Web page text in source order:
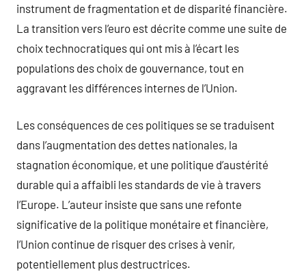
instrument de fragmentation et de disparité financière.
La transition vers l’euro est décrite comme une suite de
choix technocratiques qui ont mis à l’écart les
populations des choix de gouvernance, tout en
aggravant les différences internes de l’Union.
Les conséquences de ces politiques se se traduisent
dans l’augmentation des dettes nationales, la
stagnation économique, et une politique d’austérité
durable qui a affaibli les standards de vie à travers
l’Europe. L’auteur insiste que sans une refonte
significative de la politique monétaire et financière,
l’Union continue de risquer des crises à venir,
potentiellement plus destructrices.